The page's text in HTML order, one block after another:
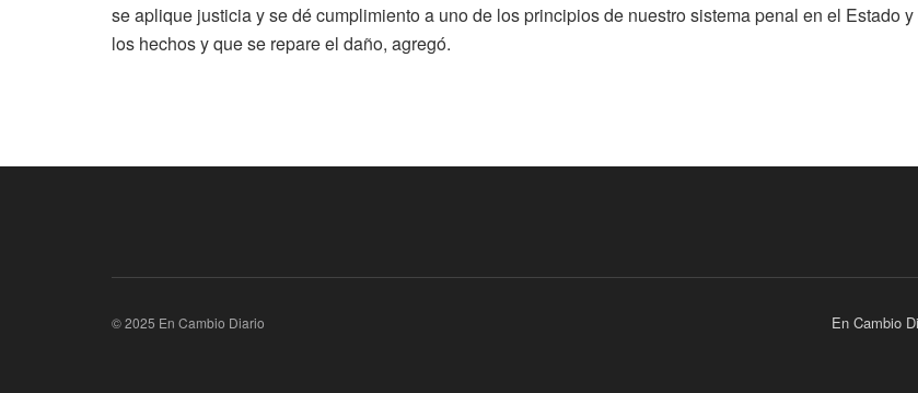
se aplique justicia y se dé cumplimiento a uno de los principios de nuestro sistema penal en el Estado
los hechos y que se repare el daño, agregó.
En Cambio
© 2025 En Cambio Diario